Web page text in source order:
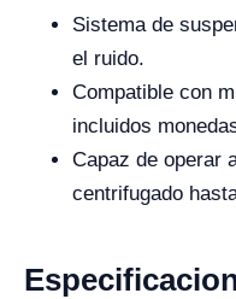
Sistema de
el ruido.
Compatible con
incluidos
Capaz de operar
centrifugado